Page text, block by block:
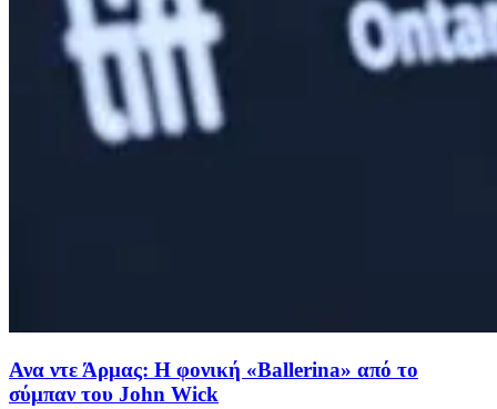
Ανα ντε Άρμας: Η φονική «Ballerina» από το
σύμπαν του John Wick